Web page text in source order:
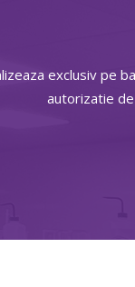
exclusiv pe
autorizatie